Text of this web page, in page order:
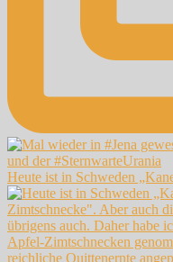
Heute ist in Schweden